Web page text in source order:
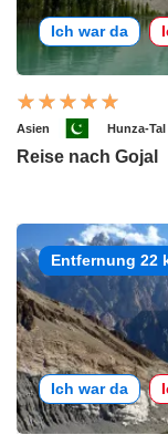
Ich war da
Asien Hunza-Tal
Reise nach Gojal
Entfernung 22
Ich war da